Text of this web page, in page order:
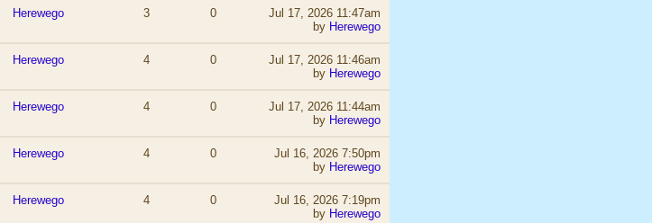
Herewego 3 0
Jul 17, 2026 11:47am
by Herewego
Herewego 4 0
Jul 17, 2026 11:46am
by Herewego
Herewego 4 0
Jul 17, 2026 11:44am
by Herewego
Herewego 4 0
Jul 16, 2026 7:50pm
by Herewego
Herewego 4 0
Jul 16, 2026 7:19pm
by Herewego